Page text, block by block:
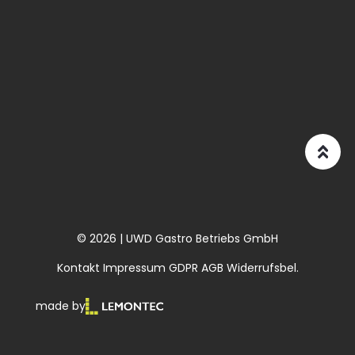
© 2026 | UWD Gastro Betriebs GmbH
Kontakt Impressum GDPR AGB Widerrufsbel.
made by